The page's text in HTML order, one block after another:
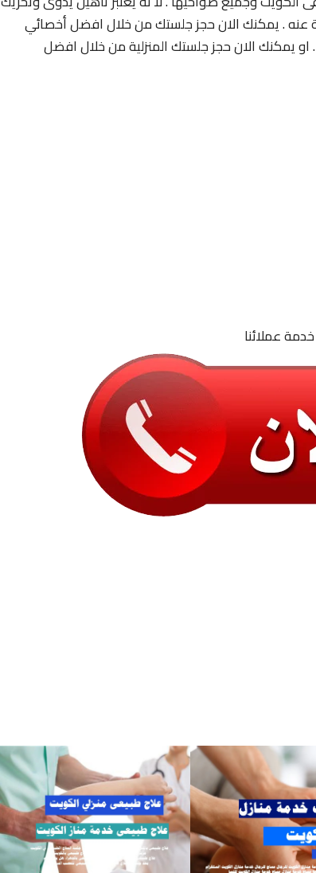
عنه . يمكنك الان حجز جلستك من خلال افضل أخصائي
يمكنك الان حجز جلستك المنزلية من خلال افضل
عملائنا